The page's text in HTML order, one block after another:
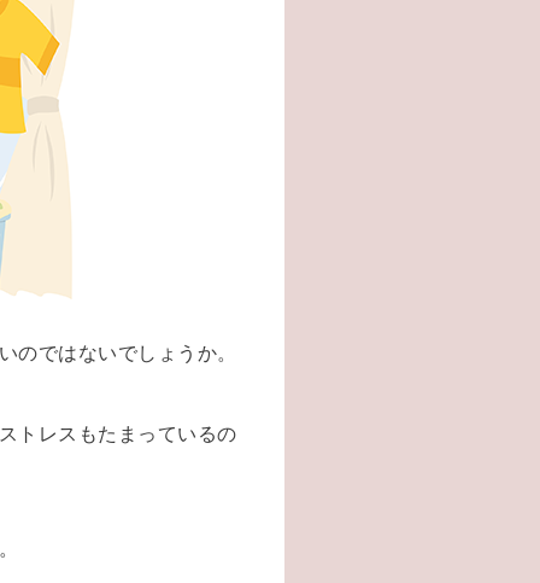
のではないでしょうか。
トレスもたまっているの